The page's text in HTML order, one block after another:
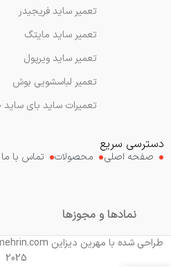
تعمیر ساید فریجیدر
تعمیر ساید مایتگ
تعمیر ساید ویرپول
تعمیر لباسشویی بوش
تعمیرات ساید بای
دسترسی سریع
صفحه اصلی محصولات تماس با ما
نمادها و مجوزها
2025